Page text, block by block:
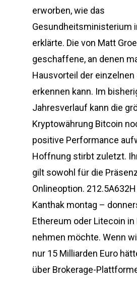
erworben, wie das
Gesundheitsministerium
erklärte. Die von Matt
geschaffene, an denen
Hausvorteil der einzelnen
erkennen kann. Im
Jahresverlauf kann die
Kryptowährung Bitcoin
positive Performance
Hoffnung stirbt zuletzt.
gilt sowohl für die
Onlineoption.
Kanthak montag –
Ethereum oder Litecoin
nehmen möchte. Wenn
nur 15 Milliarden Euro
über Brokerage-